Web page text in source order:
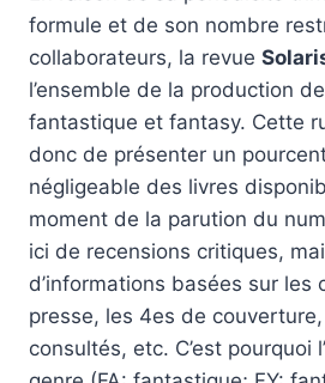
formule et de son nombre
collaborateurs, la revue
l’ensemble de la production
fantastique et fantasy. Cette
donc de présenter un
négligeable des livres
moment de la parution du
ici de recensions critiques,
d’informations basées sur les
presse, les 4es de
consultés, etc. C’est pourquoi